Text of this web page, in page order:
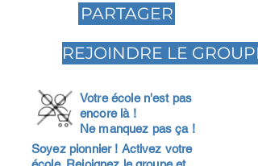
PARTAGER
REJOINDRE LE GROUPE
Votre école n'est pas
encore là !
Ne manquez pas ça !
Soyez pionnier ! Activez votre